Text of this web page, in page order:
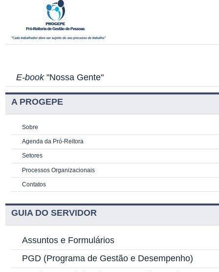
E-book"Nossa Gente"
A PROGEPE
Sobre
Agenda da Pró-Reitora
Setores
Processos Organizacionais
Contatos
GUIA DO SERVIDOR
Assuntos e Formulários
PGD (Programa de Gestão e Desempenho)